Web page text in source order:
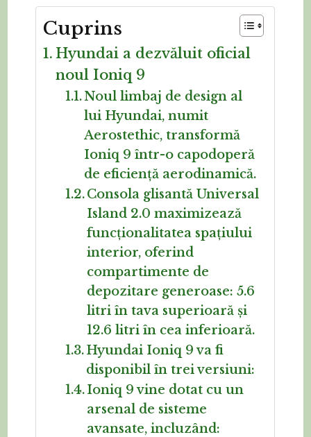
Cuprins
Hyundai a dezvăluit oficial
noul Ioniq 9
Noul limbaj de design al
lui Hyundai, numit
Aerostethic, transformă
Ioniq 9 într-o capodoperă
de eficiență aerodinamică.
Consola glisantă Universal
Island 2.0 maximizează
funcționalitatea spațiului
interior, oferind
compartimente de
depozitare generoase: 5.6
litri în tava superioară și
12.6 litri în cea inferioară.
Hyundai Ioniq 9 va fi
disponibil în trei versiuni:
Ioniq 9 vine dotat cu un
arsenal de sisteme
avansate, incluzând: